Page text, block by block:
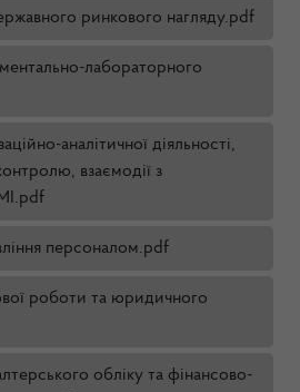
ринкового нагляду.pdf
лабораторного
аналітичної діяльності,
взаємодії з
персоналом.pdf
роботи та юридичного
обліку та фінансово-